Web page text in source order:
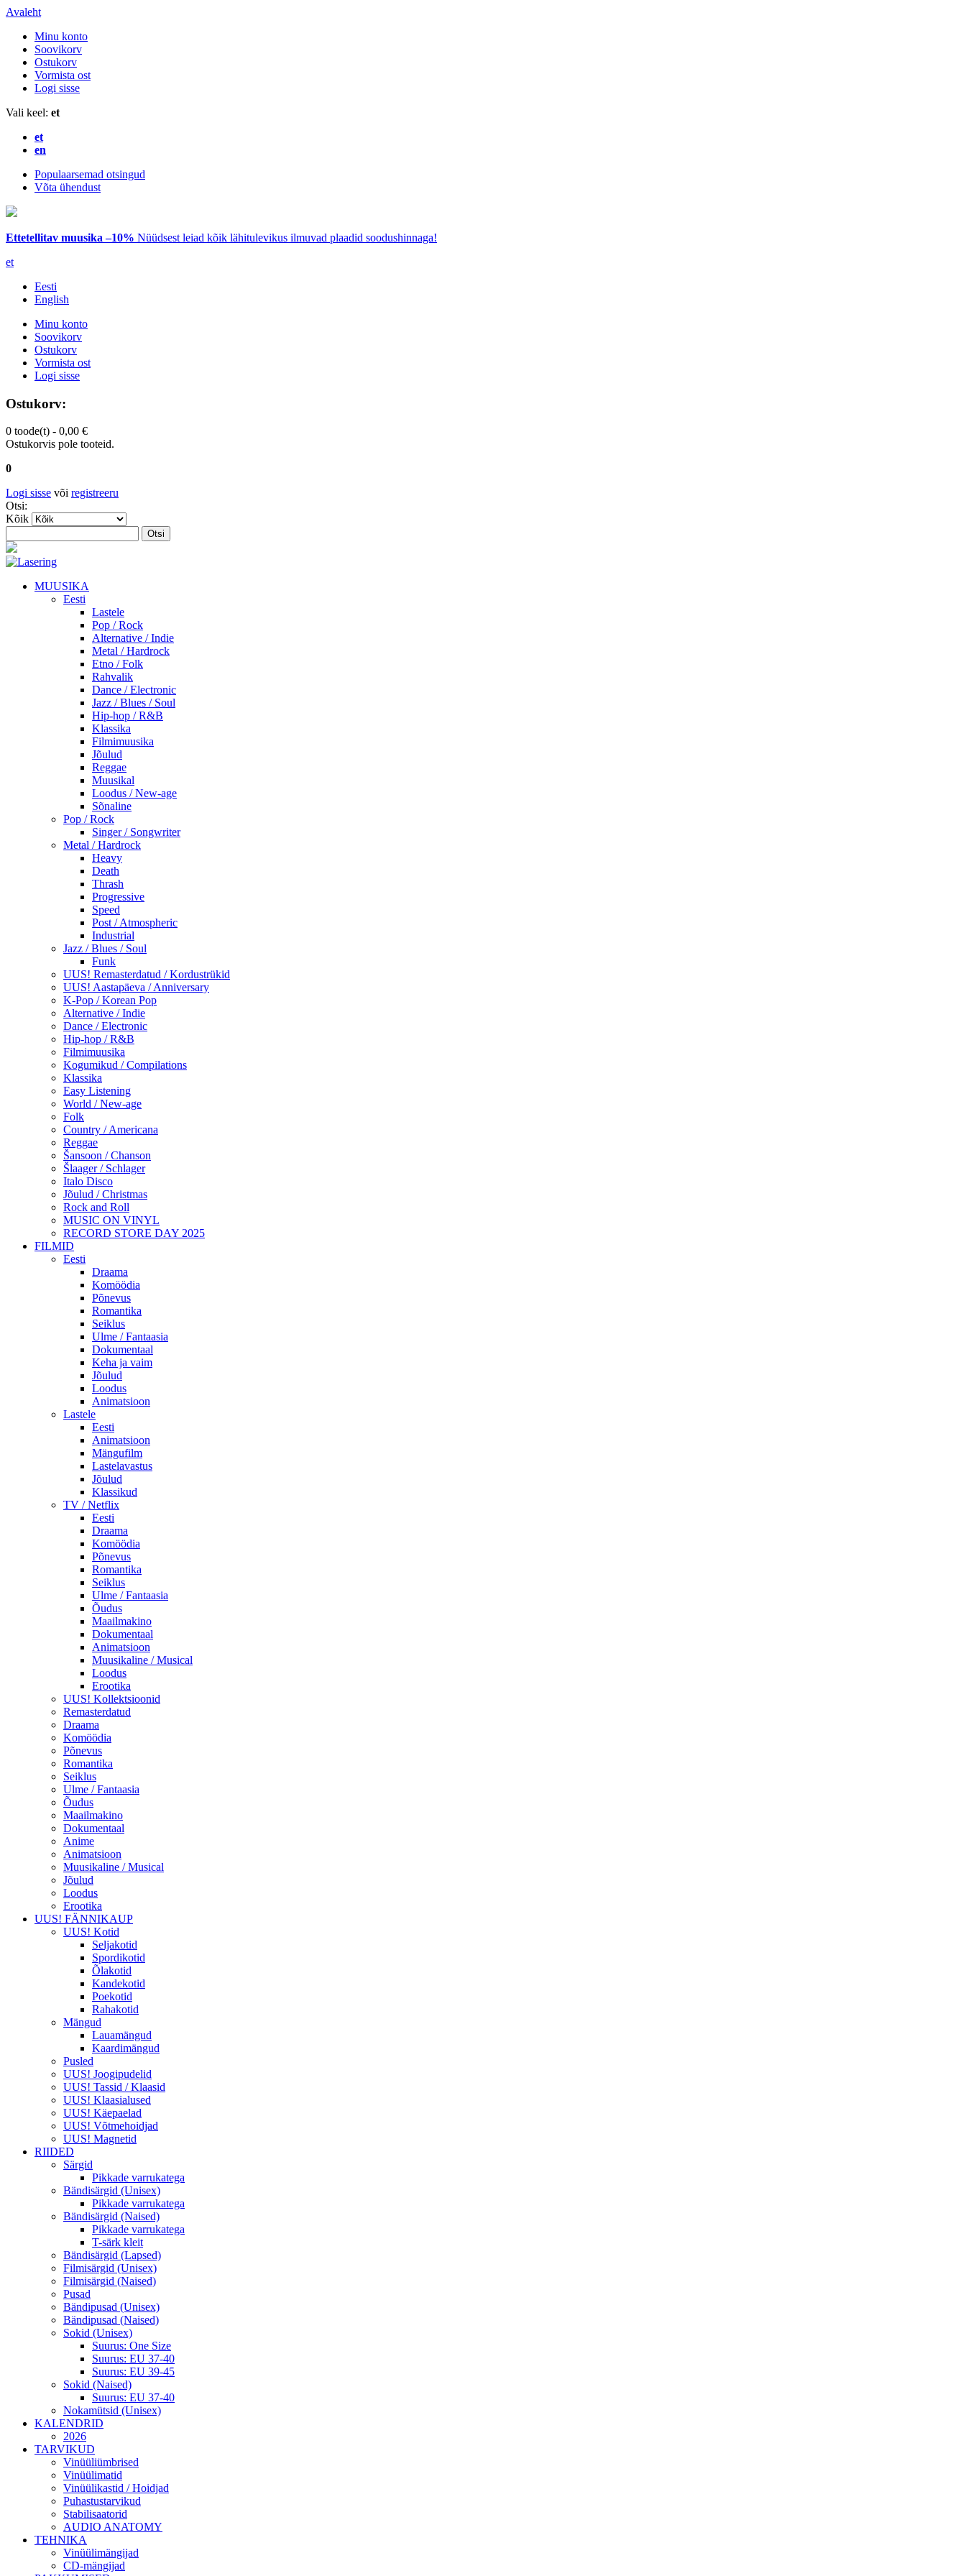
Avaleht
Minu konto
Soovikorv
Ostukorv
Vormista ost
Logi sisse
Vali keel: et
et
en
Populaarsemad otsingud
Võta ühendust
Ettetellitav muusika –10% Nüüdsest leiad kõik lähitulevikus ilmuvad plaadid soodushinnaga!
et
Eesti
English
Minu konto
Soovikorv
Ostukorv
Vormista ost
Logi sisse
Ostukorv:
0 toode(t) - 0,00 €
Ostukorvis pole tooteid.
0
Logi sisse või registreeru
Otsi:
Kõik
Otsi
MUUSIKA
Eesti
Lastele
Pop / Rock
Alternative / Indie
Metal / Hardrock
Etno / Folk
Rahvalik
Dance / Electronic
Jazz / Blues / Soul
Hip-hop / R&B
Klassika
Filmimuusika
Jõulud
Reggae
Muusikal
Loodus / New-age
Sõnaline
Pop / Rock
Singer / Songwriter
Metal / Hardrock
Heavy
Death
Thrash
Progressive
Speed
Post / Atmospheric
Industrial
Jazz / Blues / Soul
Funk
UUS! Remasterdatud / Kordustrükid
UUS! Aastapäeva / Anniversary
K-Pop / Korean Pop
Alternative / Indie
Dance / Electronic
Hip-hop / R&B
Filmimuusika
Kogumikud / Compilations
Klassika
Easy Listening
World / New-age
Folk
Country / Americana
Reggae
Šansoon / Chanson
Šlaager / Schlager
Italo Disco
Jõulud / Christmas
Rock and Roll
MUSIC ON VINYL
RECORD STORE DAY 2025
FILMID
Eesti
Draama
Komöödia
Põnevus
Romantika
Seiklus
Ulme / Fantaasia
Dokumentaal
Keha ja vaim
Jõulud
Loodus
Animatsioon
Lastele
Eesti
Animatsioon
Mängufilm
Lastelavastus
Jõulud
Klassikud
TV / Netflix
Eesti
Draama
Komöödia
Põnevus
Romantika
Seiklus
Ulme / Fantaasia
Õudus
Maailmakino
Dokumentaal
Animatsioon
Muusikaline / Musical
Loodus
Erootika
UUS! Kollektsioonid
Remasterdatud
Draama
Komöödia
Põnevus
Romantika
Seiklus
Ulme / Fantaasia
Õudus
Maailmakino
Dokumentaal
Anime
Animatsioon
Muusikaline / Musical
Jõulud
Loodus
Erootika
UUS! FÄNNIKAUP
UUS! Kotid
Seljakotid
Spordikotid
Õlakotid
Kandekotid
Poekotid
Rahakotid
Mängud
Lauamängud
Kaardimängud
Pusled
UUS! Joogipudelid
UUS! Tassid / Klaasid
UUS! Klaasialused
UUS! Käepaelad
UUS! Võtmehoidjad
UUS! Magnetid
RIIDED
Särgid
Pikkade varrukatega
Bändisärgid (Unisex)
Pikkade varrukatega
Bändisärgid (Naised)
Pikkade varrukatega
T-särk kleit
Bändisärgid (Lapsed)
Filmisärgid (Unisex)
Filmisärgid (Naised)
Pusad
Bändipusad (Unisex)
Bändipusad (Naised)
Sokid (Unisex)
Suurus: One Size
Suurus: EU 37-40
Suurus: EU 39-45
Sokid (Naised)
Suurus: EU 37-40
Nokamütsid (Unisex)
KALENDRID
2026
TARVIKUD
Vinüüliümbrised
Vinüülimatid
Vinüülikastid / Hoidjad
Puhastustarvikud
Stabilisaatorid
AUDIO ANATOMY
TEHNIKA
Vinüülimängijad
CD-mängijad